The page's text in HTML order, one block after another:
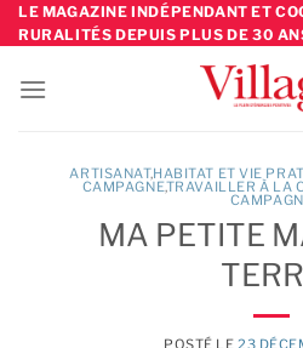
Skip
to
LE MAGAZINE INDÉPENDANT ET
RURALITÉS DEPUIS PLUS DE 30
ARTISANAT,HABITAT ET VIE
CAMPAGNETRAVAILLER À LA
MA PETITE
POSTÉ LE23